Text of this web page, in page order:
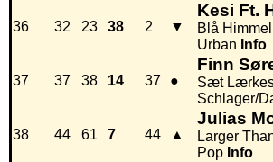
36 32 23 38 2 ▼
Kesi Ft.
Blå Himmel
Urban Info
37 37 38 14 37 ●
Finn
Sæt
Schlager/
38 44 61 7 44 ▲
Julias
Larger
Pop Info